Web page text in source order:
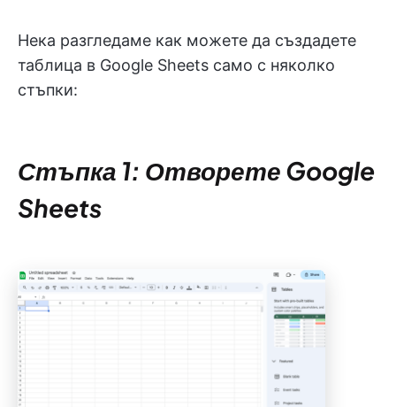
Нека разгледаме как можете да създадете
таблица в Google Sheets само с няколко
стъпки:
Стъпка 1: Отворете Google
Sheets